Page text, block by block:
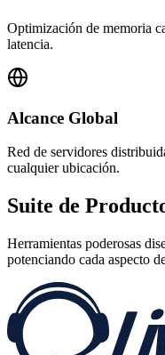
Optimización de memoria
latencia.
Alcance Global
Red de servidores
cualquier ubicación.
Suite de
Herramientas poderosas
potenciando cada aspecto